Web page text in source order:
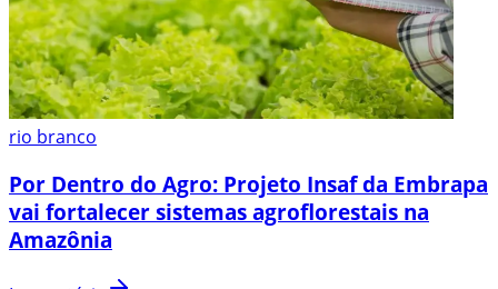
rio branco
Por Dentro do Agro: Projeto Insaf da Embrapa
vai fortalecer sistemas agroflorestais na
Amazônia